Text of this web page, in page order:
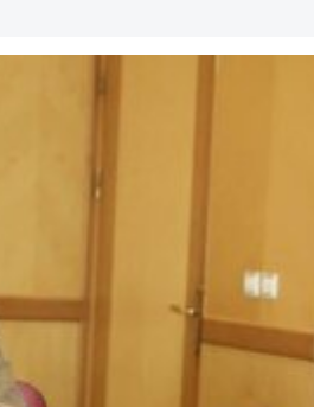
قوی»
انهدام گروهک‌
در جنوب شرق ایران